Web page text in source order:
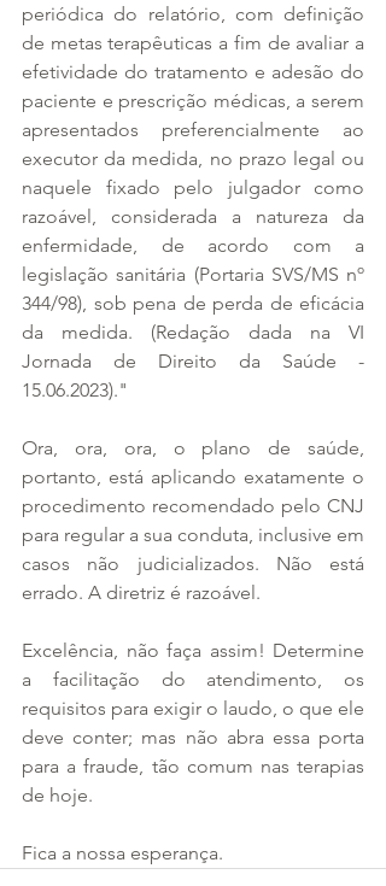
periódica do relatório, com definição
de metas terapêuticas a fim de avaliar a
efetividade do tratamento e adesão do
paciente e prescrição médicas, a serem
apresentados preferencialmente ao
executor da medida, no prazo legal ou
naquele fixado pelo julgador como
razoável, considerada a natureza da
enfermidade, de acordo com a
legislação sanitária (Portaria SVS/MS nº
344/98), sob pena de perda de eficácia
da medida. (Redação dada na VI
Jornada de Direito da Saúde -
15.06.2023)."
Ora, ora, ora, o plano de saúde,
portanto, está aplicando exatamente o
procedimento recomendado pelo CNJ
para regular a sua conduta, inclusive em
casos não judicializados. Não está
errado. A diretriz é razoável.
Excelência, não faça assim! Determine
a facilitação do atendimento, os
requisitos para exigir o laudo, o que ele
deve conter; mas não abra essa porta
para a fraude, tão comum nas terapias
de hoje.
Fica a nossa esperança.